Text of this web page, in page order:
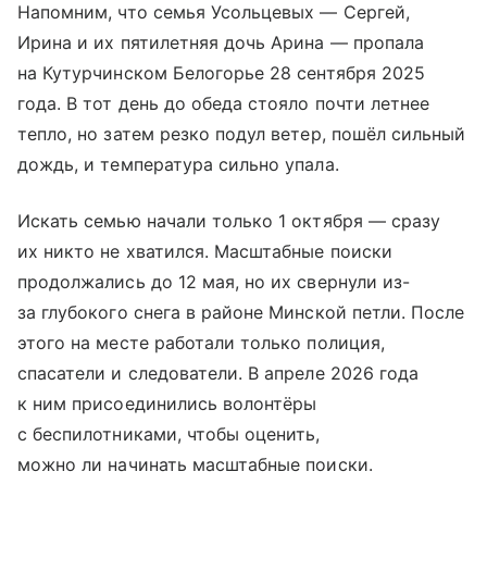
Напомним, что семья Усольцевых — Сергей,
Ирина и их пятилетняя дочь Арина — пропала
на Кутурчинском Белогорье 28 сентября 2025
года. В тот день до обеда стояло почти летнее
тепло, но затем резко подул ветер, пошёл сильный
дождь, и температура сильно упала.
Искать семью начали только 1 октября — сразу
их никто не хватился. Масштабные поиски
продолжались до 12 мая, но их свернули из-
за глубокого снега в районе Минской петли. После
этого на месте работали только полиция,
спасатели и следователи. В апреле 2026 года
к ним присоединились волонтёры
с беспилотниками, чтобы оценить,
можно ли начинать масштабные поиски.